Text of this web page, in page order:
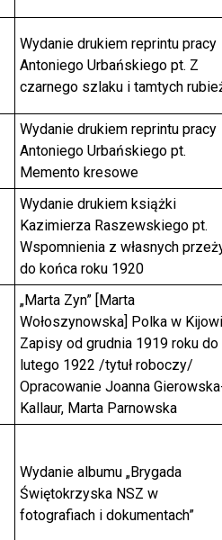
Wydanie drukiem reprintu pracy
Antoniego Urbańskiego pt. Z
czarnego szlaku i tamtych
Wydanie drukiem reprintu pracy
Antoniego Urbańskiego pt.
Memento kresowe
Wydanie drukiem książki
Kazimierza Raszewskiego pt.
Wspomnienia z własnych
do końca roku 1920
„Marta Zyn” [Marta
Wołoszynowska] Polka w
Zapisy od grudnia 1919 roku do
lutego 1922 /tytuł roboczy/
Opracowanie Joanna
Kallaur, Marta Parnowska
Wydanie albumu „Brygada
Świętokrzyska NSZ w
fotografiach i dokumentach”